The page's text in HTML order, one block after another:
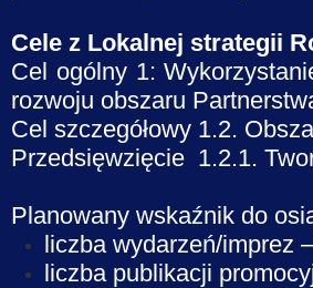
Cele z Lokalnej strategii
Cel ogólny 1:
rozwoju obszaru
Cel szczegółowy 1.2.
Przedsięwzięcie 1.2.1.
Planowany wskaźnik do
liczba wydarzeń/imprez
liczba publikacji